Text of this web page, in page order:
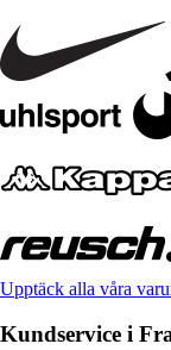
Upptäck alla våra
Kundservice i